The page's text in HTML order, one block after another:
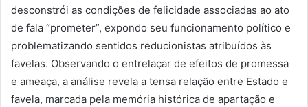
desconstrói as condições de felicidade associadas ao ato
de fala “prometer”, expondo seu funcionamento político e
problematizando sentidos reducionistas atribuídos às
favelas. Observando o entrelaçar de efeitos de promessa
e ameaça, a análise revela a tensa relação entre Estado e
favela, marcada pela memória histórica de apartação e